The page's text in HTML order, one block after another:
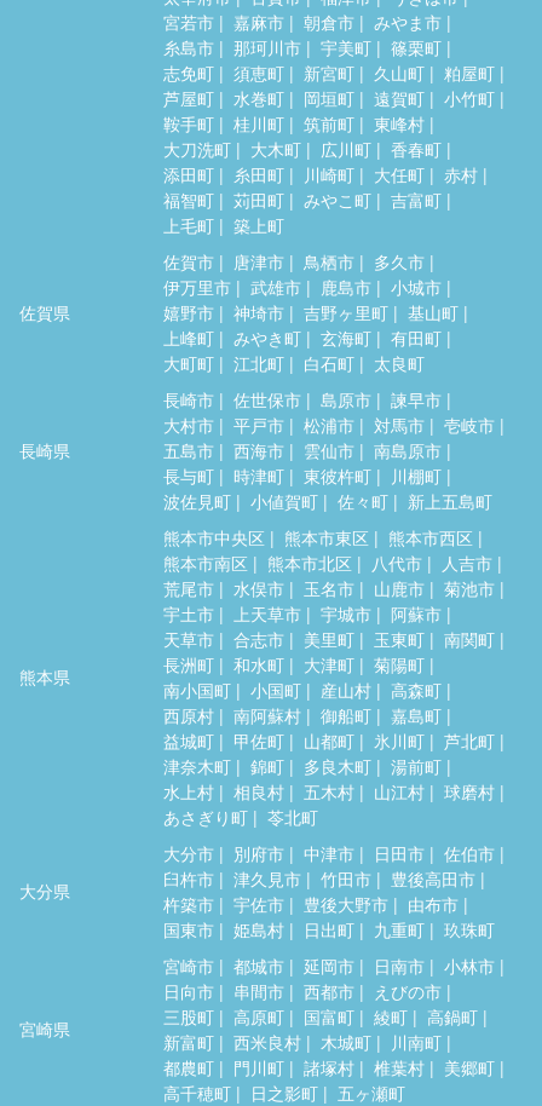
宮若市
嘉麻市 朝倉市
みやま市
糸島市
那珂川市 宇美町
篠栗町
志免町
須恵町 新宮町 久山町
粕屋町
芦屋町
水巻町 岡垣町 遠賀町
小竹町
鞍手町
桂川町 筑前町
東峰村
大刀洗町
大木町 広川町
香春町
添田町
糸田町 川崎町 大任町
赤村
福智町
苅田町 みやこ町
吉富町
上毛町
築上町
佐賀県
佐賀市 唐津市 鳥栖市
多久市
伊万里市
武雄市 鹿島市
小城市
嬉野市
神埼市 吉野ヶ里町
基山町
上峰町
みやき町 玄海町
有田町
大町町
江北町 白石町 太良町
長崎県
長崎市 佐世保市 島原市
諫早市
大村市
平戸市 松浦市 対馬市
壱岐市
五島市
西海市 雲仙市
南島原市
長与町
時津町 東彼杵町
川棚町
波佐見町
小値賀町 佐々町 新上五島町
熊本県
熊本市中央区 熊本市東区
熊本市西区
熊本市南区
熊本市北区 八代市
人吉市
荒尾市
水俣市 玉名市 山鹿市
菊池市
宇土市
上天草市 宇城市
阿蘇市
天草市
合志市 美里町 玉東町
南関町
長洲町
和水町 大津町
菊陽町
南小国町
小国町 産山村
高森町
西原村
南阿蘇村 御船町
嘉島町
益城町
甲佐町 山都町 氷川町
芦北町
津奈木町
錦町 多良木町
湯前町
水上村
相良村 五木村 山江村
球磨村
あさぎり町
苓北町
大分県
大分市 別府市 中津市 日田市
佐伯市
臼杵市
津久見市 竹田市
豊後高田市
杵築市
宇佐市 豊後大野市
由布市
国東市
姫島村 日出町 九重町 玖珠町
宮崎県
宮崎市 都城市 延岡市 日南市
小林市
日向市
串間市 西都市
えびの市
三股町
高原町 国富町 綾町
高鍋町
新富町
西米良村 木城町
川南町
都農町
門川町 諸塚村 椎葉村
美郷町
高千穂町
日之影町 五ヶ瀬町